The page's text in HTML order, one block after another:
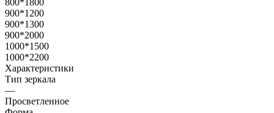
900*1200
900*1300
900*2000
1000*1500
1000*2200
Характеристики
Тип зеркала
—
Просветленное